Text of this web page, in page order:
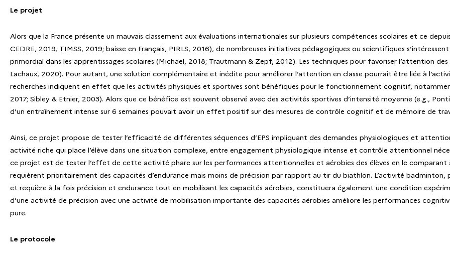
Le projet
Alors que la France présente un mauvais classement aux évaluations internationales sur plusieurs compétences scolaires et ce
CEDRE, 2019, TIMSS, 2019; baisse en Français, PIRLS, 2016), de nombreuses initiatives pédagogiques ou scientifiques
primordial dans les apprentissages scolaires (Michael, 2018; Trautmann & Zepf, 2012). Les techniques pour favoriser l’attention
Lachaux, 2020). Pour autant, une solution complémentaire et inédite pour améliorer l’attention en classe pourrait être liée à
recherches indiquent en effet que les activités physiques et sportives sont bénéfiques pour le fonctionnement cognitif,
2017; Sibley & Etnier, 2003). Alors que ce bénéfice est souvent observé avec des activités sportives d’intensité moyenne (e.g.,
d’un entraînement intense sur 6 semaines pouvait avoir un effet positif sur des mesures de contrôle cognitif et de mémoire de
Ainsi, ce projet propose de tester l’efficacité de différentes séquences d’EPS impliquant des demandes physiologiques et
activité riche qui place l’élève dans une situation complexe, entre engagement physiologique intense et contrôle attentionnel
ce projet est de tester l’effet de cette activité phare sur les performances attentionnelles et aérobies des élèves en le
requièrent prioritairement des capacités d’endurance mais moins de précision par rapport au tir du biathlon. L’activité badminton,
et requière à la fois précision et endurance tout en mobilisant les capacités aérobies, constituera également une condition
d’une activité de précision avec une activité de mobilisation importante des capacités aérobies améliore les performances
pure.
Le protocole